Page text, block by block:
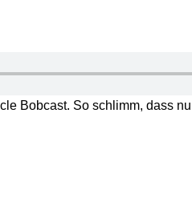
Bobcast. So schlimm, dass